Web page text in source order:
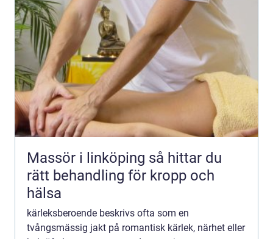
Massör i linköping så hittar du
rätt behandling för kropp och
hälsa
kärleksberoende beskrivs ofta som en
tvångsmässig jakt på romantisk kärlek, närhet eller